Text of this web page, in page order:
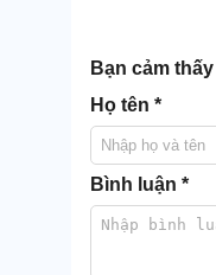
Bình chứa
Bạn cảm
Họ tên *
Bình luận *